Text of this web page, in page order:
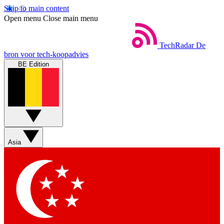
Skip to main content
Open menu Close main menu
TechRadar De
bron voor tech-koopadvies
BE Edition
Asia